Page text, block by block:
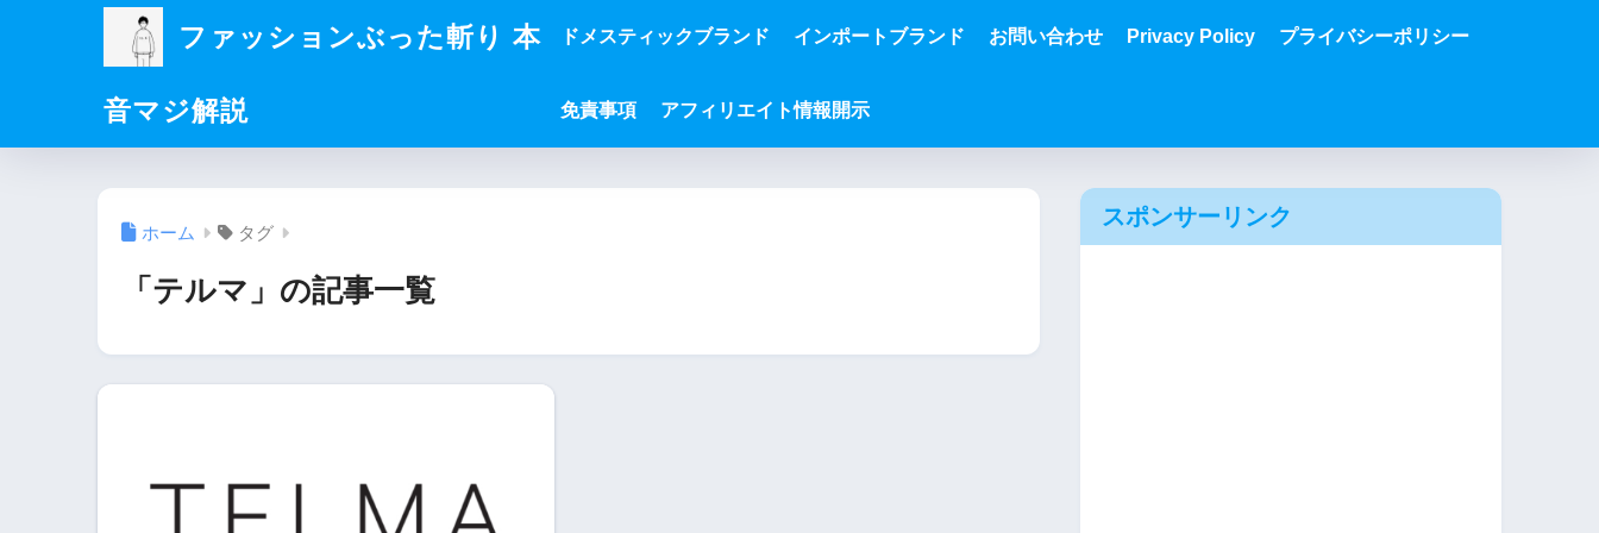
ファッションぶった斬り 本
音マジ解説
ドメスティックブランド インポートブランド お問い合わせ Privacy Policy プライバシーポリシー
免責事項 アフィリエイト情報開示
ホーム タグ
「テルマ」の記事一覧
スポンサーリンク